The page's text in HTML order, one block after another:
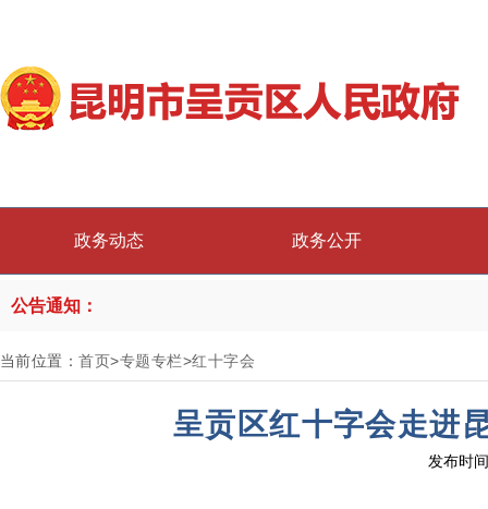
政务动态 政务公开
公告通知：
当前位置：首页>专题专栏>红十字会
呈贡区红十字会走进
发布时